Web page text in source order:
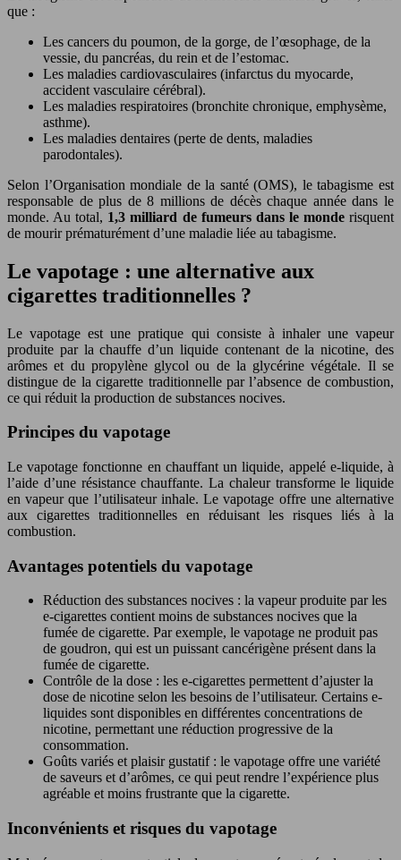
que :
Les cancers du poumon, de la gorge, de l’œsophage, de la
vessie, du pancréas, du rein et de l’estomac.
Les maladies cardiovasculaires (infarctus du myocarde,
accident vasculaire cérébral).
Les maladies respiratoires (bronchite chronique, emphysème,
asthme).
Les maladies dentaires (perte de dents, maladies
parodontales).
Selon l’Organisation mondiale de la santé (OMS), le tabagisme est
responsable de plus de 8 millions de décès chaque année dans le
monde. Au total, 1,3 milliard de fumeurs dans le monderisquent
de mourir prématurément d’une maladie liée au tabagisme.
Le vapotage : une alternative aux
cigarettes traditionnelles ?
Le vapotage est une pratique qui consiste à inhaler une vapeur
produite par la chauffe d’un liquide contenant de la nicotine, des
arômes et du propylène glycol ou de la glycérine végétale. Il se
distingue de la cigarette traditionnelle par l’absence de combustion,
ce qui réduit la production de substances nocives.
Principes du vapotage
Le vapotage fonctionne en chauffant un liquide, appelé e-liquide, à
l’aide d’une résistance chauffante. La chaleur transforme le liquide
en vapeur que l’utilisateur inhale. Le vapotage offre une alternative
aux cigarettes traditionnelles en réduisant les risques liés à la
combustion.
Avantages potentiels du vapotage
Réduction des substances nocives : la vapeur produite par les
e-cigarettes contient moins de substances nocives que la
fumée de cigarette. Par exemple, le vapotage ne produit pas
de goudron, qui est un puissant cancérigène présent dans la
fumée de cigarette.
Contrôle de la dose : les e-cigarettes permettent d’ajuster la
dose de nicotine selon les besoins de l’utilisateur. Certains e-
liquides sont disponibles en différentes concentrations de
nicotine, permettant une réduction progressive de la
consommation.
Goûts variés et plaisir gustatif : le vapotage offre une variété
de saveurs et d’arômes, ce qui peut rendre l’expérience plus
agréable et moins frustrante que la cigarette.
Inconvénients et risques du vapotage